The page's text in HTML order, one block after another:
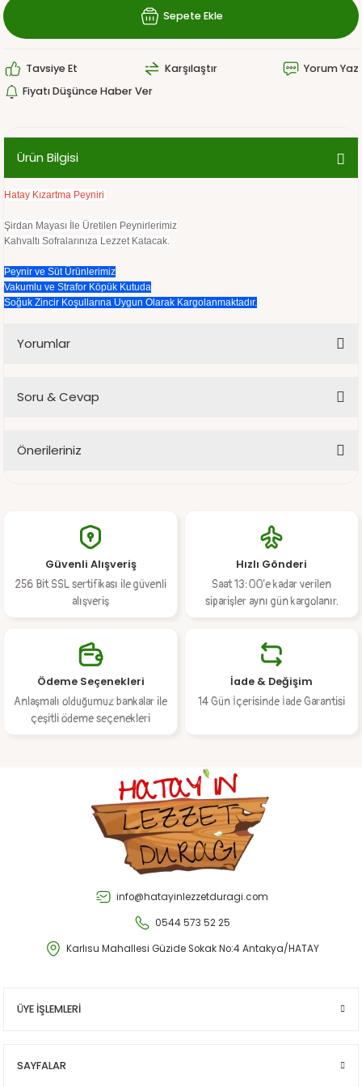
Sepete Ekle
Tavsiye Et Karşılaştır
Yorum Yaz
Fiyatı Düşünce Haber Ver
Ürün Bilgisi
Hatay Kızartma Peyniri
Şirdan Mayası İle Üretilen Peynirlerimiz
Kahvaltı Sofralarınıza Lezzet Katacak.
Peynir ve Süt Ürünlerimiz
Vakumlu ve Strafor Köpük Kutuda
Soğuk Zincir Koşullarına Uygun Olarak Kargolanmaktadır.
Yorumlar
Soru & Cevap
Önerileriniz
Görüş ve önerileriniz için teşekkür ederiz.
Ürün resmi kalitesiz, bozuk veya görüntülenemiyor.
Ürün açıklamasında eksik bilgiler bulunuyor.
Ürün fiyatı diğer sitelerden daha pahalı.
Bu ürüne benzer farklı alternatifler olmalı.
Gönder
Güvenli Alışveriş
256 Bit SSL sertifikası ile güvenli
alışveriş
Hızlı Gönderi
Saat 13:00’e kadar verilen
siparişler aynı gün kargolanır.
Ödeme Seçenekleri
Anlaşmalı olduğumuz bankalar ile
çeşitli ödeme seçenekleri
İade & Değişim
14 Gün İçerisinde İade Garantisi
info@hatayinlezzetduragi.com
0544 573 52 25
Karlısu Mahallesi Güzide Sokak No:4 Antakya/HATAY
ÜYE İŞLEMLERİ
SAYFALAR